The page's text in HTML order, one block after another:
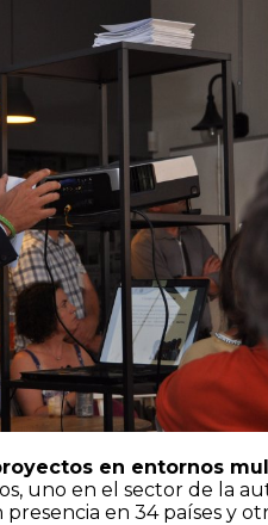
en entornos
uno en el sector de la
en 34 países y